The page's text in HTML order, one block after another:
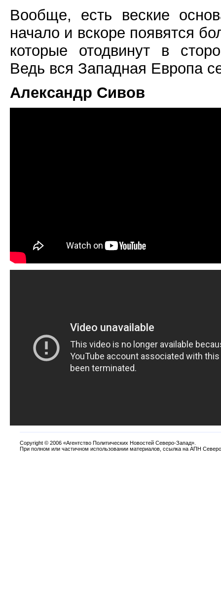
Вообще, есть веские
начало и вскоре появятся
которые отодвинут в
Ведь вся Западная Европа
Александр Сивов
Copyright © 2006 «Агентство Политических Новостей Северо-Запад».
При полном или частичном использовании материалов, ссылка на АПН